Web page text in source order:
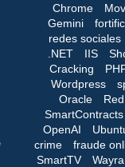
Chrome
Gemini
redes sociales
.NET
IIS
Cracking
Wordpress
Oracle
SmartContracts
OpenAI
crime
fraude
SmartTV
Wayra